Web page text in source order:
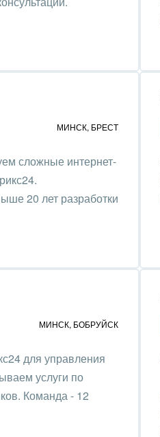
Авиация,
фитнес, спорт
МИНСК, БРЕСТ
сложные интернет-
20 лет разработки
МИНСК, БОБРУЙСК
для управления
услуги по
Команда - 12